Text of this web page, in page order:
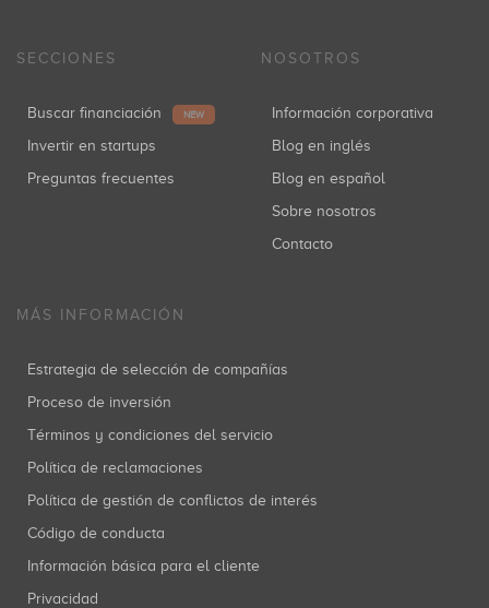
SECCIONES
Buscar financiación NEW
Invertir en startups
Preguntas frecuentes
NOSOTROS
Información corporativa
Blog en inglés
Blog en español
Sobre nosotros
Contacto
MÁS INFORMACIÓN
Estrategia de selección de compañías
Proceso de inversión
Términos y condiciones del servicio
Política de reclamaciones
Política de gestión de conflictos de interés
Código de conducta
Información básica para el cliente
Privacidad